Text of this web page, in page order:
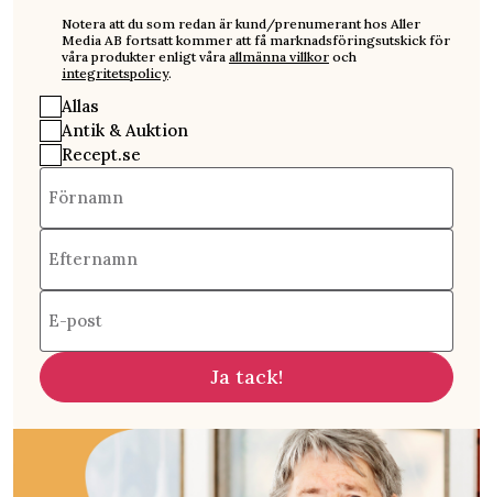
Notera att du som redan är kund/prenumerant hos Aller
Media AB fortsatt kommer att få marknadsföringsutskick för
våra produkter enligt våra allmänna villkor och
integritetspolicy.
Allas
Antik & Auktion
Recept.se
Förnamn
Efternamn
E-post
Ja tack!